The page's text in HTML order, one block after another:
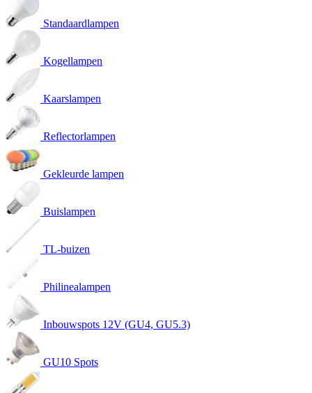
Standaardlampen
Kogellampen
Kaarslampen
Reflectorlampen
Gekleurde lampen
Buislampen
TL-buizen
Philinealampen
Inbouwspots 12V (GU4, GU5.3)
GU10 Spots